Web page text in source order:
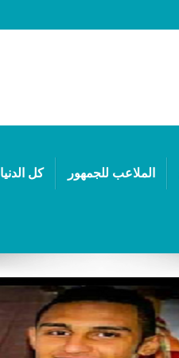
الملاعب للجمهور كل الدنيا